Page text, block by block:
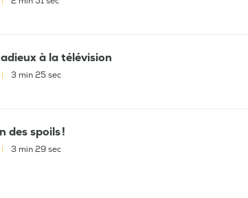
à la télévision
| 3 min 25 sec
des spoils !
| 3 min 29 sec